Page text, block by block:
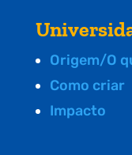
Origem/O
Como criar
Impacto